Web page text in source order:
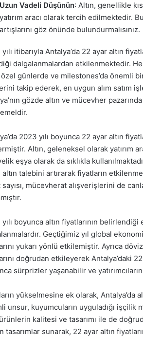
Uzun Vadeli Düşünün: Altın, genellikle
yatırım aracı olarak tercih edilmektedir.
artışlarını göz önünde bulundurmalısınız.
itibarıyla Antalya’da 22 ayar altın
dalgalanmalardan etkilenmektedir.
özel günlerde ve milestones’da önemli
takip ederek, en uygun alım satım
gözde altın ve mücevher
2023 yılı boyunca 22 ayar altın
Altın, geleneksel olarak yatırım
eşya olarak da sıklıkla
altın talebini artırarak fiyatların
mücevherat alışverişlerini de
boyunca altın fiyatlarının
Geçtiğimiz yıl global
yukarı yönlü etkilemiştir. Ayrıca
doğrudan etkileyerek Antalya’daki
sürprizler yaşanabilir ve
yükselmesine ek olarak,
unsur, kuyumcuların uyguladığı işçilik
kalitesi ve tasarımı ile de
tasarımlar sunarak, 22 ayar altın